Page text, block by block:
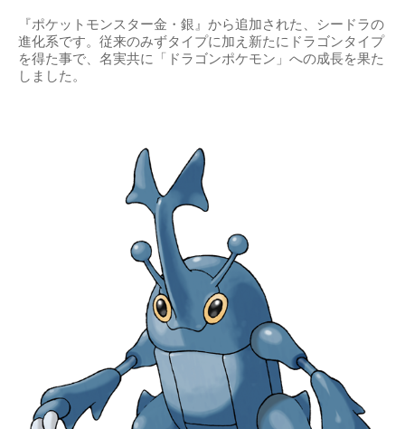
『ポケットモンスター金・銀』から追加された、シードラの
進化系です。従来のみずタイプに加え新たにドラゴンタイプ
を得た事で、名実共に「ドラゴンポケモン」への成長を果た
しました。